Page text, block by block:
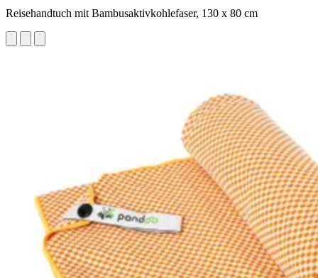
Reisehandtuch mit Bambusaktivkohlefaser, 130 x 80 cm